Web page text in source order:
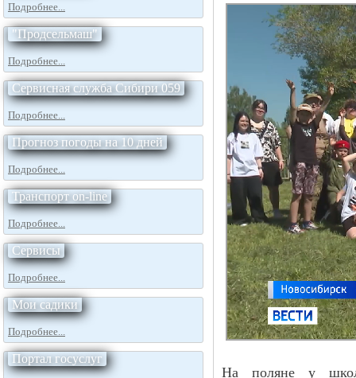
Подробнее...
"Продсельмаш"
Подробнее...
Сервисная служба Сибири 059
Подробнее...
Прогноз погоды на 10 дней
Подробнее...
Транспорт on-line
Подробнее...
Сервисы
Подробнее...
Мои садики
Подробнее...
Портал госуслуг
На поляне у